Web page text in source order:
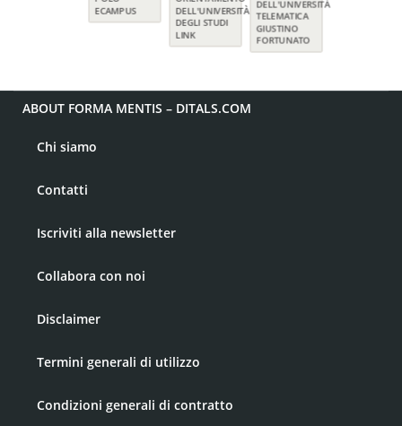
ABOUT FORMA MENTIS – DITALS.COM
Chi siamo
Contatti
Iscriviti alla newsletter
Collabora con noi
Disclaimer
Termini generali di utilizzo
Condizioni generali di contratto